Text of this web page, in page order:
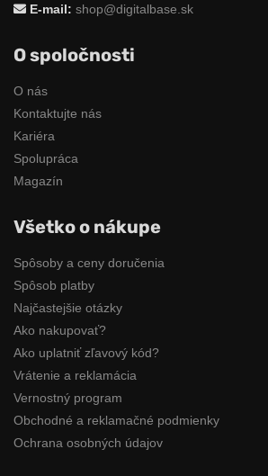
E-mail: shop@digitalbase.sk
O spoločnosti
O nás
Kontaktujte nás
Kariéra
Spolupráca
Magazín
Všetko o nákupe
Spôsoby a ceny doručenia
Spôsob platby
Najčastejšie otázky
Ako nakupovať?
Ako uplatniť zľavový kód?
Vrátenie a reklamácia
Vernostný program
Obchodné a reklamačné podmienky
Ochrana osobných údajov